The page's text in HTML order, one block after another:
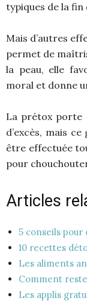
typiques de la fin
Mais d’autres
permet de
la peau, elle
moral et donne
La prétox porte
d’excès, mais
être effectuée
pour
Articles
5 conseils
10 recettes
Les aliments
Comment
Les applis